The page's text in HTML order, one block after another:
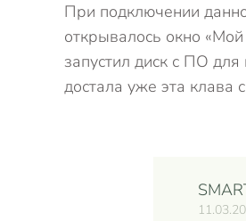
При подключении
открывалось окно
запустил диск с ПО
достала уже эта